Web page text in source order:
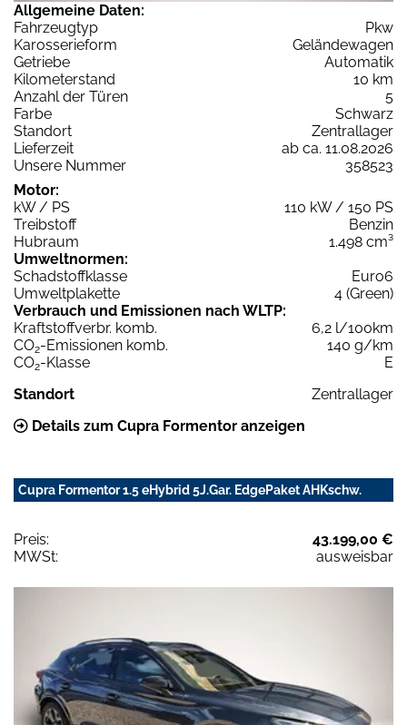
Allgemeine Daten:
Fahrzeugtyp
Pkw
Karosserieform
Geländewagen
Getriebe
Automatik
Kilometerstand
10 km
Anzahl der Türen
5
Farbe
Schwarz
Standort
Zentrallager
Lieferzeit
ab ca. 11.08.2026
Unsere Nummer
358523
Motor:
kW / PS
110 kW / 150 PS
Treibstoff
Benzin
Hubraum
1.498 cm³
Umweltnormen:
Schadstoffklasse
Euro6
Umweltplakette
4 (Green)
Verbrauch und Emissionen nach WLTP:
Kraftstoffverbr. komb.
6,2 l/100km
CO2-Emissionen komb.
140 g/km
CO2-Klasse
E
Standort
Zentrallager
Details zum Cupra Formentor anzeigen
Cupra Formentor 1.5 eHybrid 5J.Gar. EdgePaket AHKschw.
Preis:
43.199,00 €
MWSt:
ausweisbar